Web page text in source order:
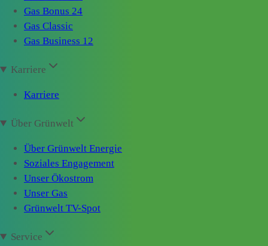
Gas Bonus 24
Gas Classic
Gas Business 12
Karriere
Karriere
Über Grünwelt
Über Grünwelt Energie
Soziales Engagement
Unser Ökostrom
Unser Gas
Grünwelt TV-Spot
Service